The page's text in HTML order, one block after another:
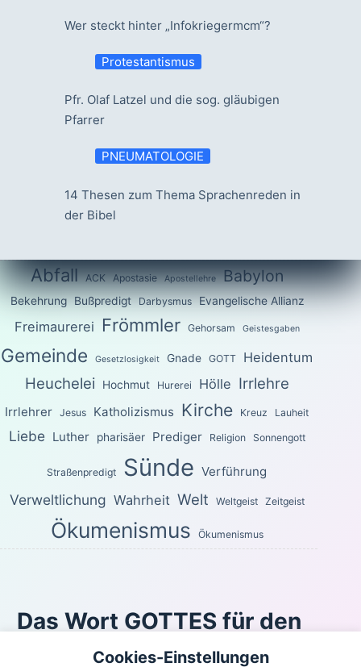
Wer steckt hinter „Infokriegermcm“?
Protestantismus
Pfr. Olaf Latzel und die sog. gläubigen
Pfarrer
PNEUMATOLOGIE
14 Thesen zum Thema Sprachenreden in
der Bibel
Abfall ACK Apostasie Apostellehre Babylon
Bekehrung Bußpredigt Darbysmus Evangelische Allianz
Freimaurerei Frömmler Gehorsam Geistesgaben
Gemeinde Gesetzlosigkeit Gnade GOTT Heidentum
Heuchelei Hochmut Hurerei Hölle Irrlehre
Irrlehrer Jesus Katholizismus Kirche Kreuz Lauheit
Liebe Luther pharisäer Prediger Religion Sonnengott
Straßenpredigt Sünde Verführung
Verweltlichung Wahrheit Welt Weltgeist Zeitgeist
Ökumenismus Ökumenismus
Das Wort GOTTES für den
heutigen Tag
Cookies-Einstellungen